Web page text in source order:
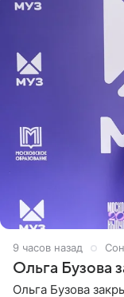
9 часов назад
Ольга Бузова
Ольга Бузова